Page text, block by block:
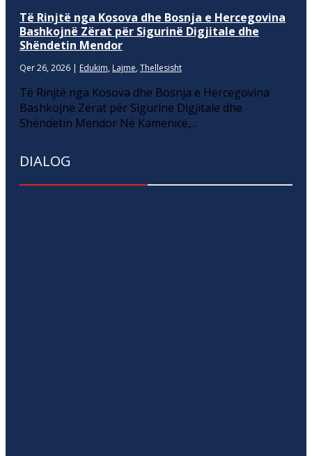
Të Rinjtë nga Kosova dhe Bosnja e Hercegovina
Bashkojnë Zërat për Sigurinë Digjitale dhe
Shëndetin Mendor
Qer 26, 2026 | Edukim, Lajme, Thellesisht
Të Rinjtë nga Kosova dhe Bosnja e Hercegovina
Bashkojnë Zërat për Sigurinë Digjitale dhe
Shëndetin Mendor Në Kamenicë,...
DIALOG